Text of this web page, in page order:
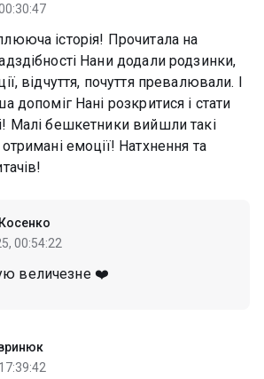
історія! Прочитала на
Нани додали родзинки,
відчуття, почуття превалювали. І
допоміг Нані розкритися і стати
Малі бешкетники вийшли такі
емоції! Натхнення та
00:54:22
величезне ❤️